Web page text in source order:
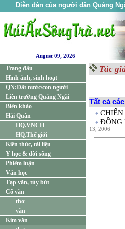
Diễn đàn của người dân Quảng
August 09, 2026
Trang đầu
Hình ảnh, sinh hoạt
QN:Đất nước/con người
Liên trường Quảng Ngãi
Biên khảo
Hải Quân
HQ.VNCH
HQ.Thế giới
Kiến thức, tài liệu
Y học & đời sống
Phiếm luận
Văn học
Tạp văn, tùy bút
Cổ văn
thơ
văn
Kim văn
Tác
Tất cả
ĐỒNG
13, 2006